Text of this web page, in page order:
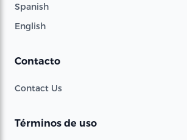
Spanish
English
Contacto
Contact Us
Términos de uso